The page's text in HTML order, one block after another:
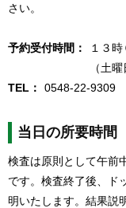
さい。
予約受付時間：
１３
（土
TEL：
0548-22-9309
当日の所要時間
検査は原則として午前
です。検査終了後、ド
明いたします。結果説